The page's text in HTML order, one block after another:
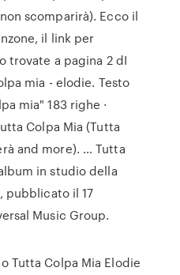
scomparirà). Ecco il
il link per
trovate a pagina 2 dI
mia - elodie. Testo
mia" 183 righe ·
Colpa Mia (Tutta
and more). … Tutta
in studio della
pubblicato il 17
Music Group.
Tutta Colpa Mia Elodie